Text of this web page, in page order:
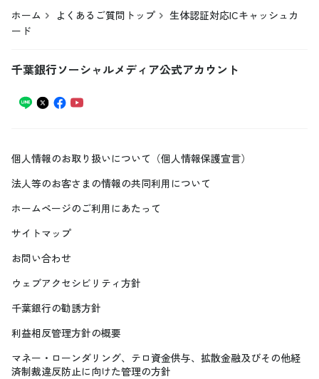
ホーム よくあるご質問トップ
生体認証対応ICキャッシュカ
ード
千葉銀行ソーシャルメディア公式アカウント
個人情報のお取り扱いについて（個人情報保護宣言）
法人等のお客さまの情報の共同利用について
ホームページのご利用にあたって
サイトマップ
お問い合わせ
ウェブアクセシビリティ方針
千葉銀行の勧誘方針
利益相反管理方針の概要
マネー・ローンダリング、テロ資金供与、拡散金融及びその他経
済制裁違反防止に向けた管理の方針